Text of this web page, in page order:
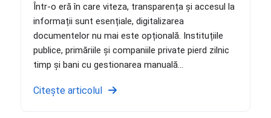
Într-o eră în care viteza, transparența și accesul la
informații sunt esențiale, digitalizarea
documentelor nu mai este opțională. Instituțiile
publice, primăriile și companiile private pierd zilnic
timp și bani cu gestionarea manuală...
Citește articolul